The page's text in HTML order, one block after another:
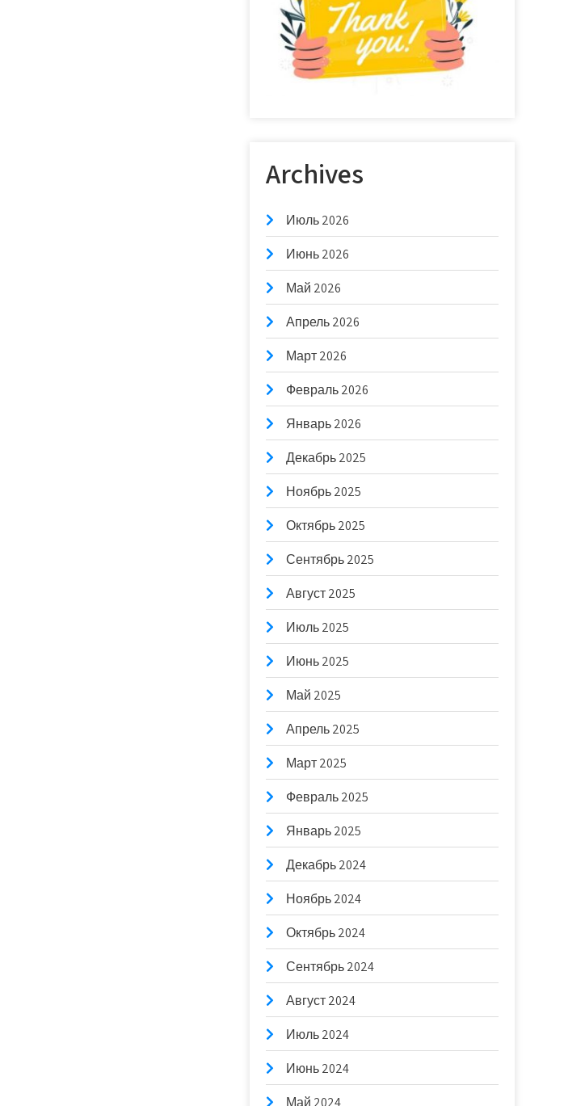
Archives
Июль 2026
Июнь 2026
Май 2026
Апрель 2026
Март 2026
Февраль 2026
Январь 2026
Декабрь 2025
Ноябрь 2025
Октябрь 2025
Сентябрь 2025
Август 2025
Июль 2025
Июнь 2025
Май 2025
Апрель 2025
Март 2025
Февраль 2025
Январь 2025
Декабрь 2024
Ноябрь 2024
Октябрь 2024
Сентябрь 2024
Август 2024
Июль 2024
Июнь 2024
Май 2024